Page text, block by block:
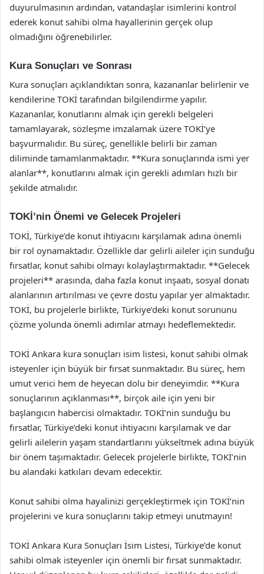
duyurulmasının ardından, vatandaşlar isimlerini kontrol
ederek konut sahibi olma hayallerinin gerçek olup
olmadığını öğrenebilirler.
Kura Sonuçları ve Sonrası
Kura sonuçları açıklandıktan sonra, kazananlar belirlenir ve
kendilerine TOKİ tarafından bilgilendirme yapılır.
Kazananlar, konutlarını almak için gerekli belgeleri
tamamlayarak, sözleşme imzalamak üzere TOKİ’ye
başvurmalıdır. Bu süreç, genellikle belirli bir zaman
diliminde tamamlanmaktadır. **Kura sonuçlarında ismi yer
alanlar**, konutlarını almak için gerekli adımları hızlı bir
şekilde atmalıdır.
TOKİ’nin Önemi ve Gelecek Projeleri
TOKİ, Türkiye’de konut ihtiyacını karşılamak adına önemli
bir rol oynamaktadır. Özellikle dar gelirli aileler için sunduğu
fırsatlar, konut sahibi olmayı kolaylaştırmaktadır. **Gelecek
projeleri** arasında, daha fazla konut inşaatı, sosyal donatı
alanlarının artırılması ve çevre dostu yapılar yer almaktadır.
TOKİ, bu projelerle birlikte, Türkiye’deki konut sorununu
çözme yolunda önemli adımlar atmayı hedeflemektedir.
TOKİ Ankara kura sonuçları isim listesi, konut sahibi olmak
isteyenler için büyük bir fırsat sunmaktadır. Bu süreç, hem
umut verici hem de heyecan dolu bir deneyimdir. **Kura
sonuçlarının açıklanması**, birçok aile için yeni bir
başlangıcın habercisi olmaktadır. TOKİ’nin sunduğu bu
fırsatlar, Türkiye’deki konut ihtiyacını karşılamak ve dar
gelirli ailelerin yaşam standartlarını yükseltmek adına büyük
bir önem taşımaktadır. Gelecek projelerle birlikte, TOKİ’nin
bu alandaki katkıları devam edecektir.
Konut sahibi olma hayalinizi gerçekleştirmek için TOKİ’nin
projelerini ve kura sonuçlarını takip etmeyi unutmayın!
TOKİ Ankara Kura Sonuçları İsim Listesi, Türkiye’de konut
sahibi olmak isteyenler için önemli bir fırsat sunmaktadır.